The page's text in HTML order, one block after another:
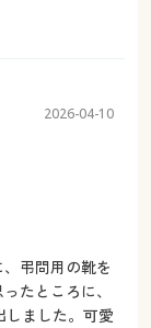
2026-04-10
弔問用の靴を
たところに、
しました。可愛